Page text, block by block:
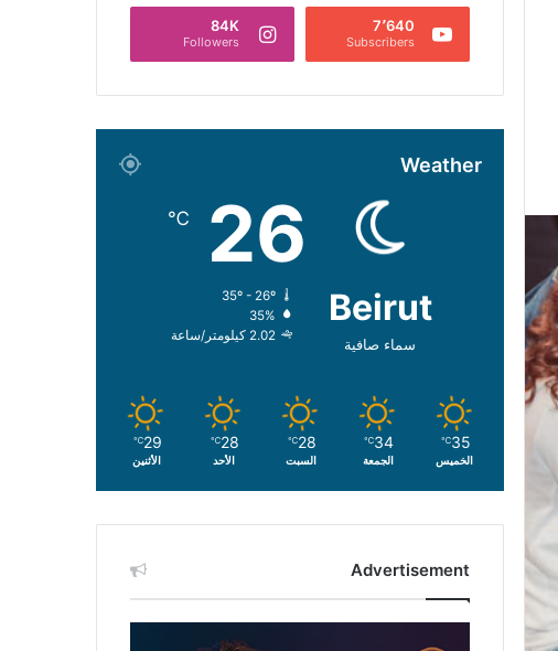
7٬640
Subscribers
84K
Followers
Weather
Beirut
سماء صافية
26
℃
35º - 26º
35%
2.02 كيلومتر/ساعة
35
℃
الخميس
34
℃
الجمعة
28
℃
السبت
28
℃
الأحد
29
℃
الأثنين
Advertisement